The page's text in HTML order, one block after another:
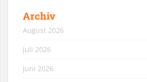
Archiv
August 2026
Juli 2026
Juni 2026